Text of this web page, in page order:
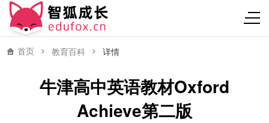
首页 教育百科 详情
牛津高中英语教材Oxford
Achieve第二版